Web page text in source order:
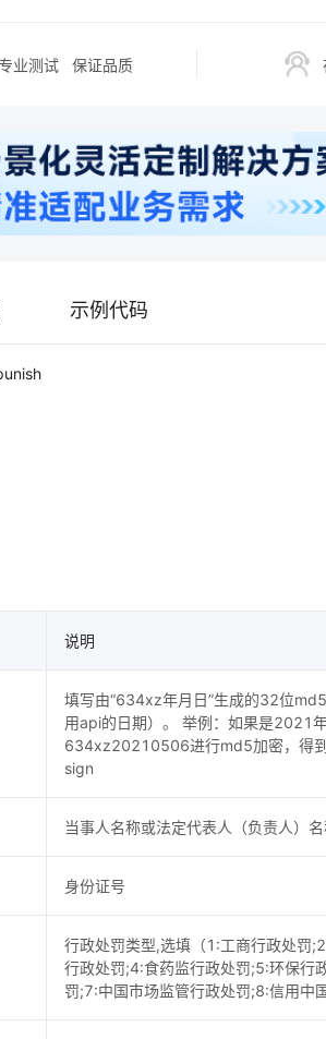
业测试 保证品质
示例代码
说明
填写由“634xz年月日”生成的32位
用api的日期）。 举例：如果是2021
634xz20210506进行md5加密，得
sign
当事人名称或法定代表人（负责人）
身份证号
行政处罚类型,选填（1:工商行政处罚
行政处罚;4:食药监行政处罚;5:环保行
罚;7:中国市场监管行政处罚;8:信用中